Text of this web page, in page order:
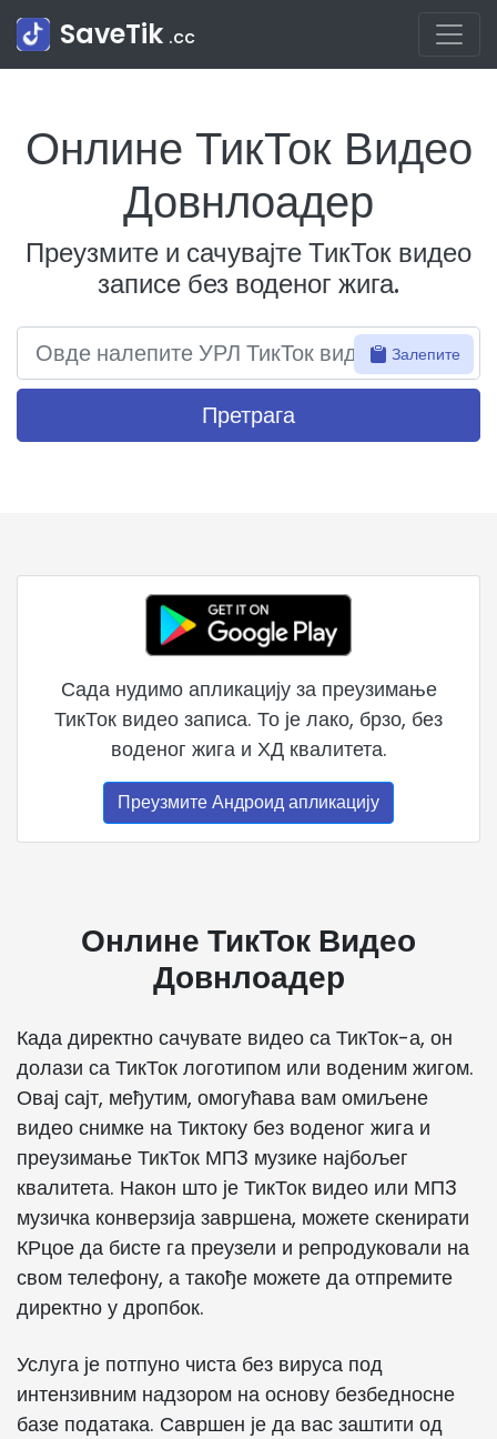
SaveTik .cc
Онлине ТикТок Видео
Довнлоадер
Преузмите и сачувајте ТикТок видео
записе без воденог жига.
Залепите
Претрага
Сада нудимо апликацију за преузимање
ТикТок видео записа. То је лако, брзо, без
воденог жига и ХД квалитета.
Преузмите Андроид апликацију
Онлине ТикТок Видео
Довнлоадер
Када директно сачувате видео са ТикТок-а, он
долази са ТикТок логотипом или воденим жигом.
Овај сајт, међутим, омогућава вам омиљене
видео снимке на Тиктоку без воденог жига и
преузимање ТикТок МП3 музике најбољег
квалитета. Након што је ТикТок видео или МП3
музичка конверзија завршена, можете скенирати
КРцое да бисте га преузели и репродуковали на
свом телефону, а такође можете да отпремите
директно у дропбок.
Услуга је потпуно чиста без вируса под
интензивним надзором на основу безбедносне
базе података. Савршен је да вас заштити од